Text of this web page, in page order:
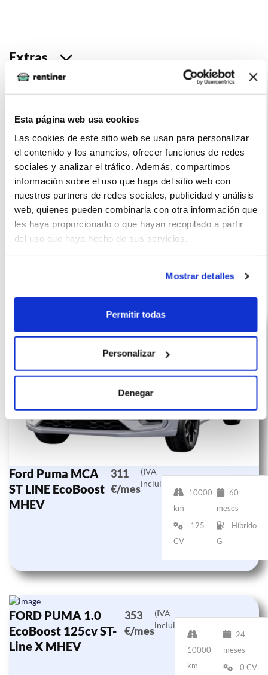
Esta página web usa cookies
Las cookies de este sitio web se usan para personalizar
el contenido y los anuncios, ofrecer funciones de redes
sociales y analizar el tráfico. Además, compartimos
información sobre el uso que haga del sitio web con
nuestros partners de redes sociales, publicidad y análisis
web, quienes pueden combinarla con otra información que
les haya proporcionado o que hayan recopilado a partir
del uso que haya hecho de sus servicios.
Mostrar detalles
Permitir todas
Personalizar
Denegar
Extras
La imagen del coche puede no coincidir con el vehículo
ofertado. Los datos y la información publicada ha sido
obtenida de la empresa ofertante del renting y tiene solo
efectos informativos no contractuales.
Número de oferta:DRV-DRV-21784 3s-4s Última
actualización: 2026-07-08
Otras ofertas de Ford Puma
Ford Puma MCA
ST LINE EcoBoost
MHEV
311
€/mes
(IVA
incluido)
10000
km
60
meses
125
CV
Híbrido
G
FORD PUMA 1.0
EcoBoost 125cv ST-
Line X MHEV
353
€/mes
(IVA
incluido)
10000
km
24
meses
0 CV